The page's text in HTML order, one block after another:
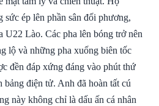
ép lên phần sân đối phương,
U22 Lào. Các pha lên bóng trở nên
lộ và những pha xuống biên tốc
đền đáp xứng đáng vào phút thứ
điện tử. Anh đã hoàn tất cú
này không chỉ là dấu ấn cá nhân